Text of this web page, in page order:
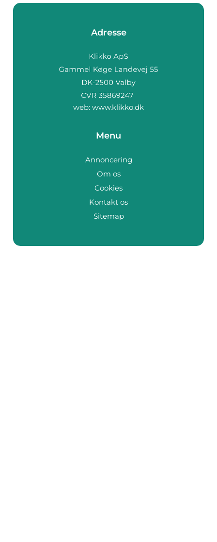
Adresse
web: www.klikko.dk
Menu
Annoncering
Om os
Cookies
Kontakt os
Sitemap